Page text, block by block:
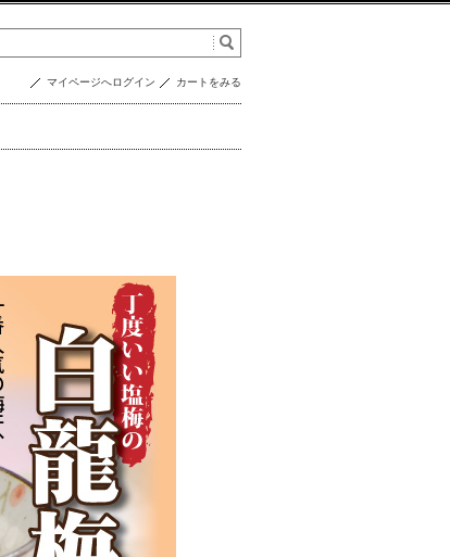
マイページへログイン カートをみる